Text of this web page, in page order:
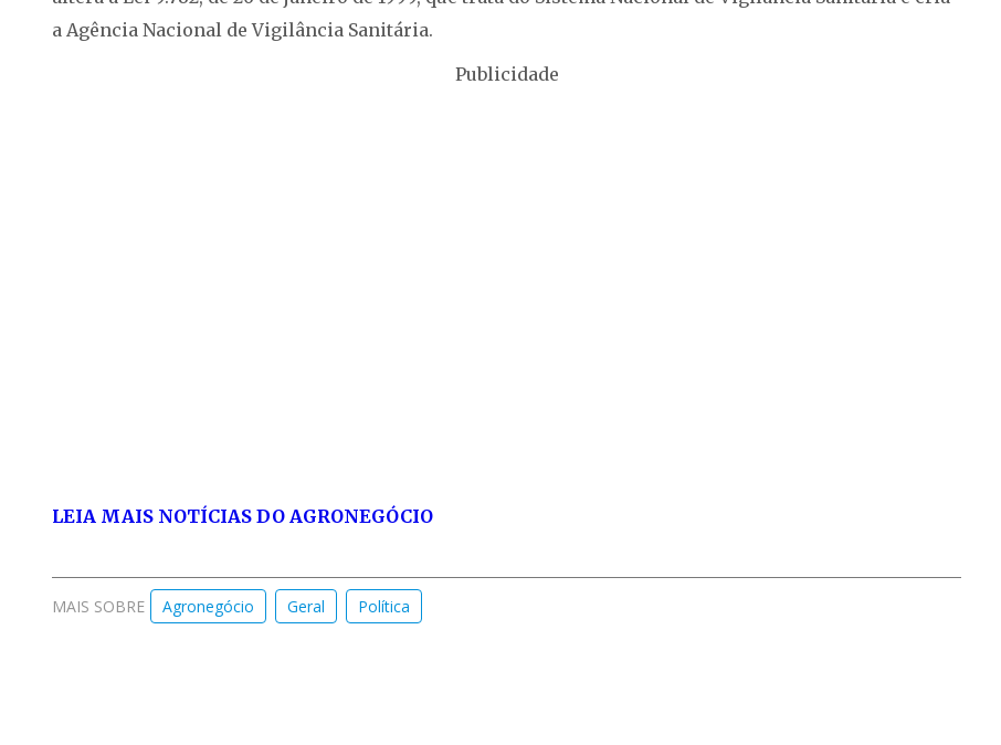
a Agência Nacional de Vigilância Sanitária.
Publicidade
LEIA MAIS NOTÍCIAS DO AGRONEGÓCIO
MAIS SOBRE Agronegócio Geral Política